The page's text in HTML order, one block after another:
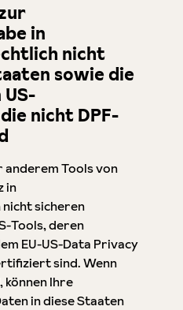
in
nicht
sowie die
nicht DPF-
Tools von
in
sicheren
Tools, deren
EU-US-Data Privacy
sind. Wenn
können Ihre
in diese Staaten